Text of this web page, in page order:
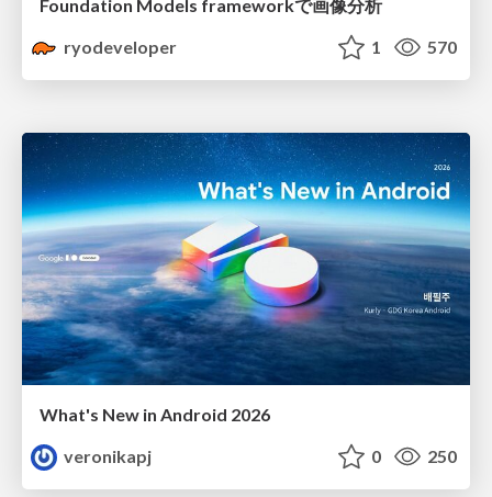
Foundation Models frameworkで画像分析
ryodeveloper
1 570
What's New in Android 2026
veronikapj
0 250